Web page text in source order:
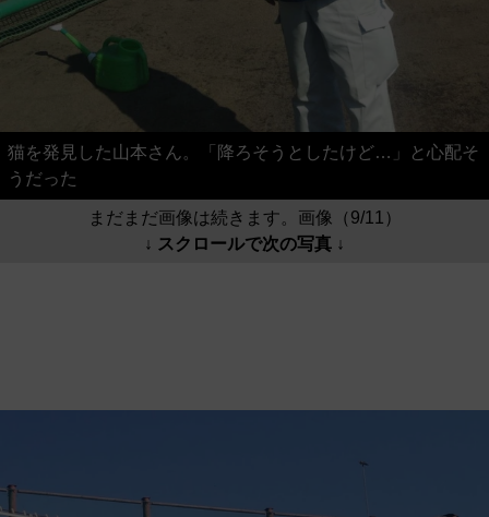
猫を発見した山本さん。「降ろそうとしたけど…」と心配そ
うだった
まだまだ画像は続きます。画像（9/11）
↓ スクロールで次の写真 ↓